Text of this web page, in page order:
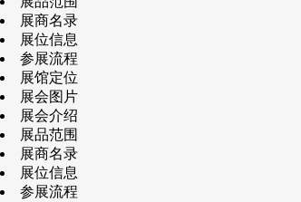
展商名录
展位信息
参展流程
展馆定位
展会图片
展会介绍
展品范围
展商名录
展位信息
参展流程